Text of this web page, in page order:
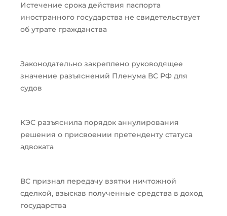
Истечение срока действия паспорта
иностранного государства не свидетельствует
об утрате гражданства
Законодательно закреплено руководящее
значение разъяснений Пленума ВС РФ для
судов
КЭС разъяснила порядок аннулирования
решения о присвоении претенденту статуса
адвоката
ВС признал передачу взятки ничтожной
сделкой, взыскав полученные средства в доход
государства